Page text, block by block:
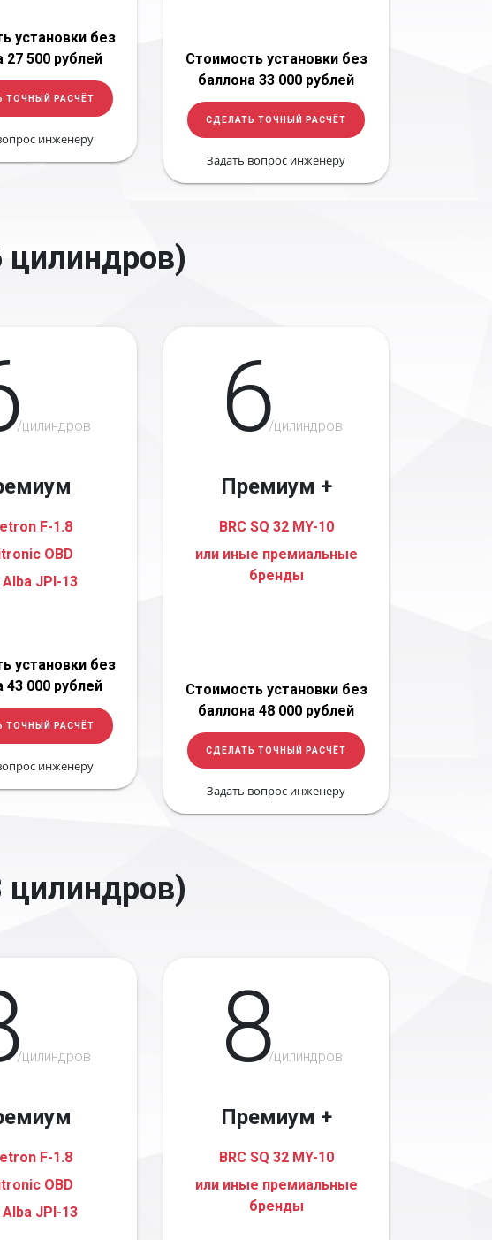
установки без
27 500 рублей
ТОЧНЫЙ РАСЧЁТ
инженеру
Стоимость установки без
баллона 33 000 рублей
СДЕЛАТЬ ТОЧНЫЙ РАСЧЁТ
Задать вопрос инженеру
цилиндров)
/цилиндров
F-1.8
OBD
Alba JPI-13
установки без
43 000 рублей
ТОЧНЫЙ РАСЧЁТ
инженеру
6/цилиндров
Премиум +
BRC SQ 32 MY-10
или иные премиальные
бренды
Стоимость установки без
баллона 48 000 рублей
СДЕЛАТЬ ТОЧНЫЙ РАСЧЁТ
Задать вопрос инженеру
цилиндров)
/цилиндров
F-1.8
OBD
Alba JPI-13
8/цилиндров
Премиум +
BRC SQ 32 MY-10
или иные премиальные
бренды